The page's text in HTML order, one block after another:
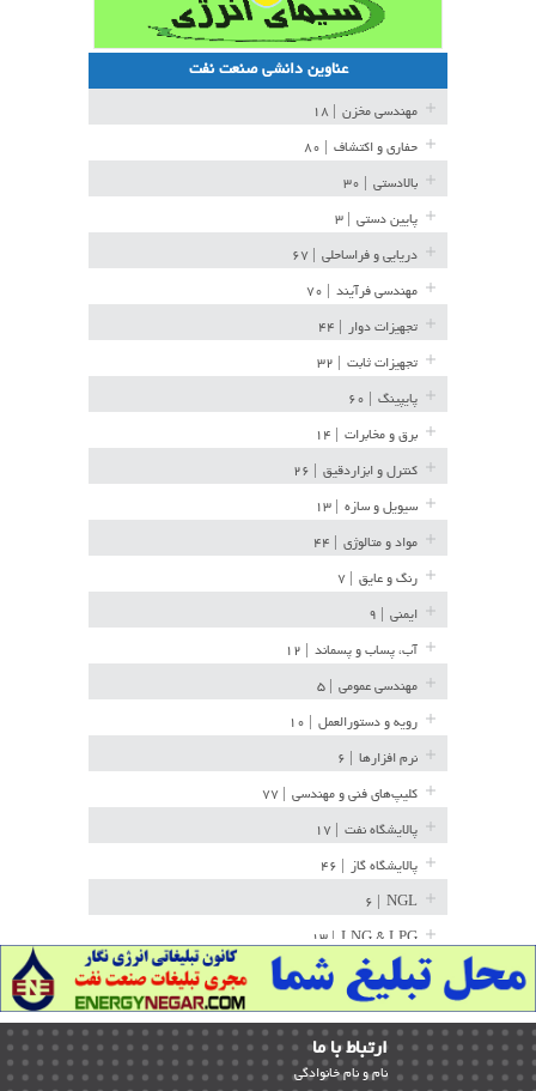
عناوین دانشی صنعت نفت
مهندسی مخزن
حفاری و اکتشاف
بالادستی
پایین دستی
دریایی و فراساحلی
مهندسی فرآیند
تجهیزات دوار
تجهیزات ثابت
پایپینگ
برق و مخابرات
کنترل و ابزاردقیق
سیویل و سازه
مواد و متالوژی
رنگ و عایق
ایمنی
آب، پساب و پسماند
مهندسی عمومی
رویه و دستورالعمل
نرم افزارها
کلیپ‌های فنی و مهندسی
پالایشگاه نفت
پالایشگاه گاز
NGL
LNG & LPG | ۱۳
خط لوله | ۳۶
مخازن ذخیره | ۱۵
پتروشیمی | ۱۴
بازرسی و QC | ۱۵
ارﺗﺒﺎط ﺑﺎ ما
ﻧﺎم و ﻧﺎم ﺧﺎﻧﻮادﮔﻰ